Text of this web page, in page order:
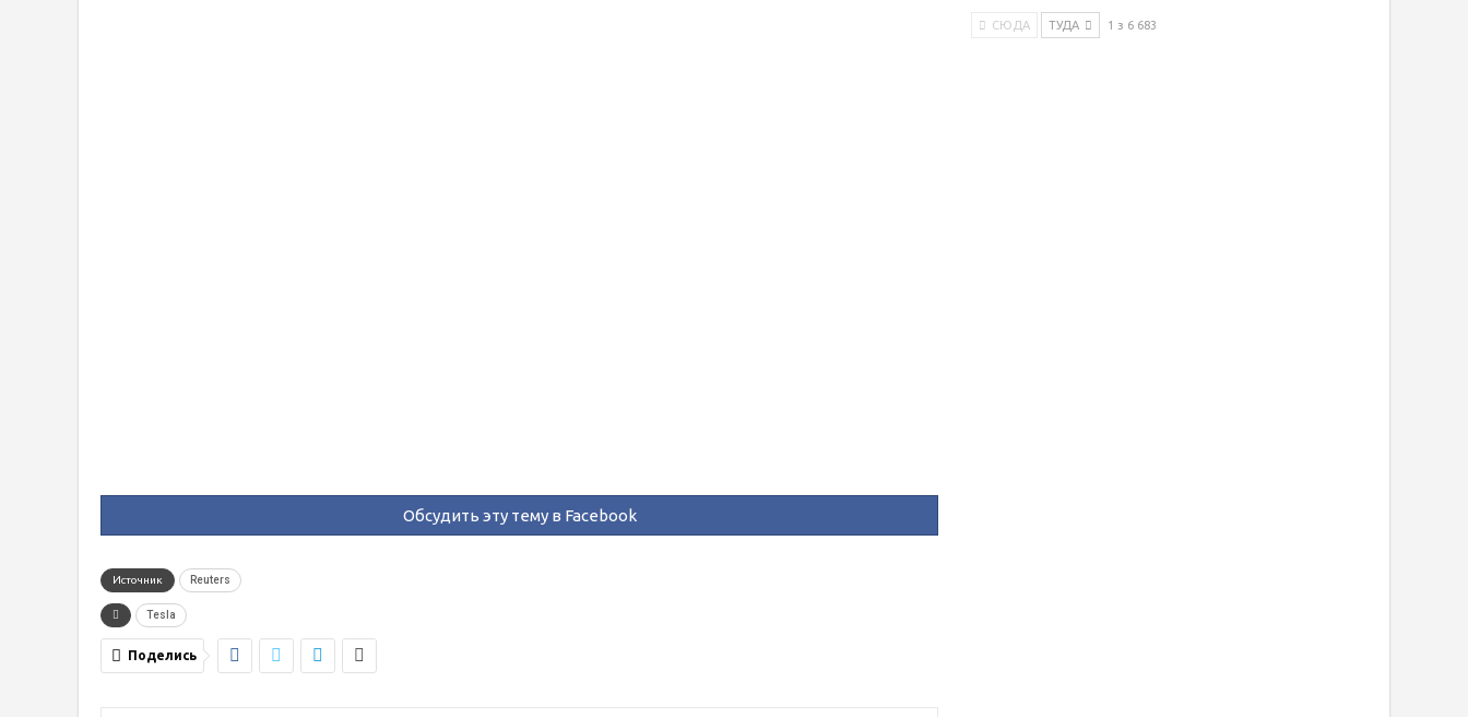
Обсудить эту тему в Facebook
Источник Reuters
Tesla
Поделись
СЮДА ТУДА 1 з 6 683